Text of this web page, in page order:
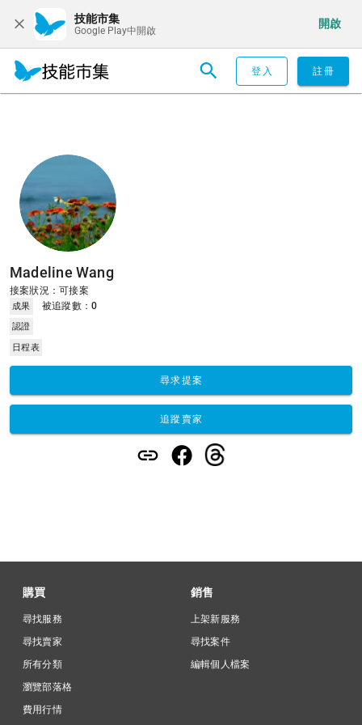
技能市集
Google Play中開啟
開啟
登入 註冊
Madeline Wang
接案狀況：可接案
成果 被追蹤數：0
認證
日程表
尋求提案
追蹤賣家
購買
尋找服務
尋找賣家
所有分類
瀏覽部落格
費用行情
銷售
上架新服務
尋找案件
編輯個人檔案